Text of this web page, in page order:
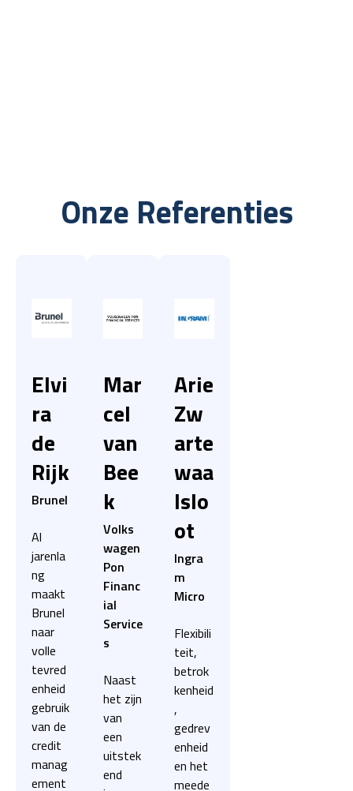
Onze Referenties
Elvi
ra
de
Rijk
Brunel
Al
jarenla
ng
maakt
Brunel
naar
volle
tevred
enheid
gebruik
van de
credit
manag
ement
Mar
cel
van
Bee
k
Volks
wagen
Pon
Financ
ial
Service
s
Naast
het zijn
van
een
uitstek
end
Arie
Zw
arte
waa
lslo
ot
Ingra
m
Micro
Flexibili
teit,
betrok
kenheid
,
gedrev
enheid
en het
meede